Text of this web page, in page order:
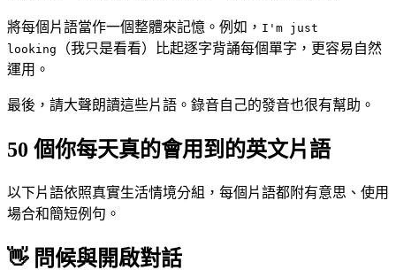
將每個片語當作一個整體來記憶。例如， I'm just
looking
（我只是看看）比起逐字背誦每個單字，更容易自然
運用。
最後，請大聲朗讀這些片語。錄音自己的發音也很有幫助。
50 個你每天真的會用到的英文片語
以下片語依照真實生活情境分組，每個片語都附有意思、使用
場合和簡短例句。
👋 問候與開啟對話